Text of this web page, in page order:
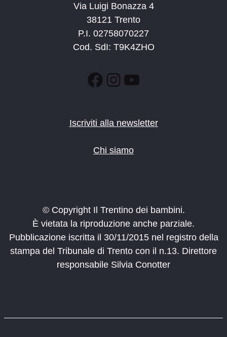
Via Luigi Bonazza 4
38121 Trento
P.I. 02758070227
Cod. SdI: T9K4ZHO
Facebook
Instagram
YouTube
Iscriviti alla newsletter
Chi siamo
© Copyright Il Trentino dei bambini.
È vietata la riproduzione anche parziale.
Pubblicazione iscritta il 30/11/2015 nel registro della
stampa del Tribunale di Trento con il n.13. Direttore
responsabile Silvia Conotter